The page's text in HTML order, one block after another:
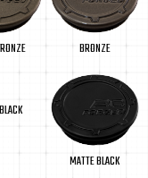
BRONZE
MATTE BLACK